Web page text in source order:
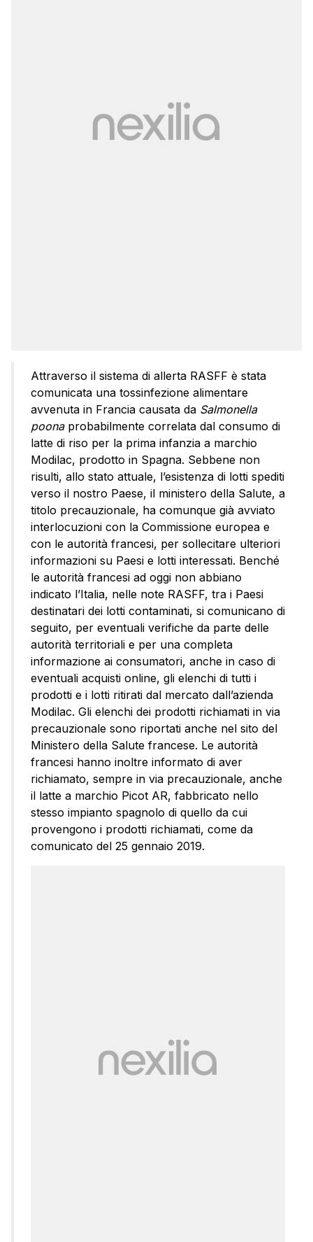
Attraverso il sistema di allerta RASFF è stata
comunicata una tossinfezione alimentare
avvenuta in Francia causata da Salmonella
poonaprobabilmente correlata dal consumo di
latte di riso per la prima infanzia a marchio
Modilac, prodotto in Spagna. Sebbene non
risulti, allo stato attuale, l’esistenza di lotti spediti
verso il nostro Paese, il ministero della Salute, a
titolo precauzionale, ha comunque già avviato
interlocuzioni con la Commissione europea e
con le autorità francesi, per sollecitare ulteriori
informazioni su Paesi e lotti interessati. Benché
le autorità francesi ad oggi non abbiano
indicato l’Italia, nelle note RASFF, tra i Paesi
destinatari dei lotti contaminati, si comunicano di
seguito, per eventuali verifiche da parte delle
autorità territoriali e per una completa
informazione ai consumatori, anche in caso di
eventuali acquisti online, gli elenchi di tutti i
prodotti e i lotti ritirati dal mercato dall’azienda
Modilac. Gli elenchi dei prodotti richiamati in via
precauzionale sono riportati anche nel sito del
Ministero della Salute francese. Le autorità
francesi hanno inoltre informato di aver
richiamato, sempre in via precauzionale, anche
il latte a marchio Picot AR, fabbricato nello
stesso impianto spagnolo di quello da cui
provengono i prodotti richiamati, come da
comunicato del 25 gennaio 2019.